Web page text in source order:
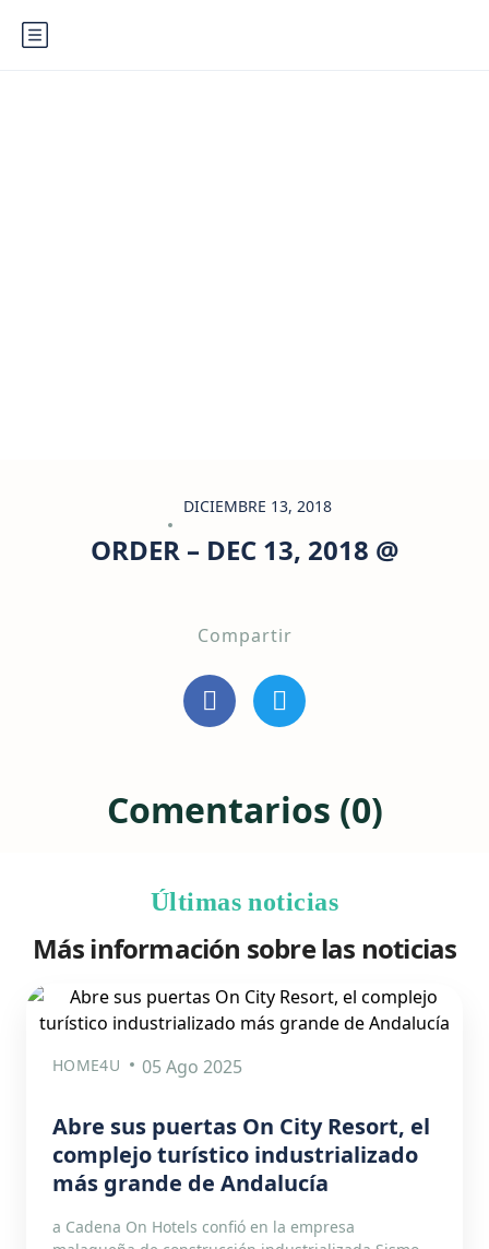
DICIEMBRE 13, 2018
ORDER – DEC 13, 2018 @
Compartir
Comentarios (0)
Últimas noticias
Más información sobre las noticias
HOME4U 05 Ago 2025
Abre sus puertas On City Resort, el
complejo turístico industrializado
más grande de Andalucía
a Cadena On Hotels confió en la empresa